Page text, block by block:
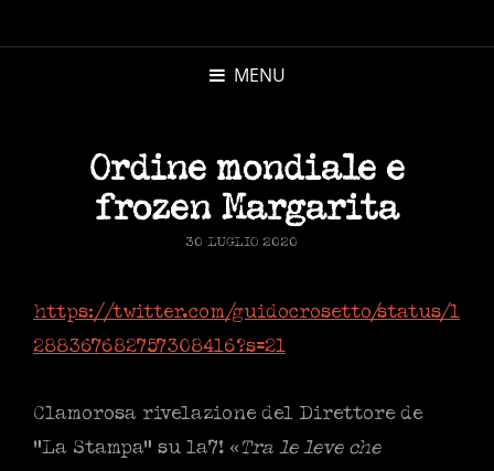
MENU
Ordine mondiale e
frozen Margarita
POSTED
30 LUGLIO 2020
https://twitter.com/guidocrosetto/status/1
288367682757308416?s=21
Clamorosa rivelazione del Direttore de
“La Stampa” su la7! «Tra le leve che